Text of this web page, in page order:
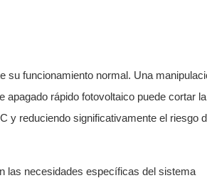
su funcionamiento normal. Una
rápido fotovoltaico puede cortar la
y reduciendo significativamente el riesgo
las necesidades específicas del sistema